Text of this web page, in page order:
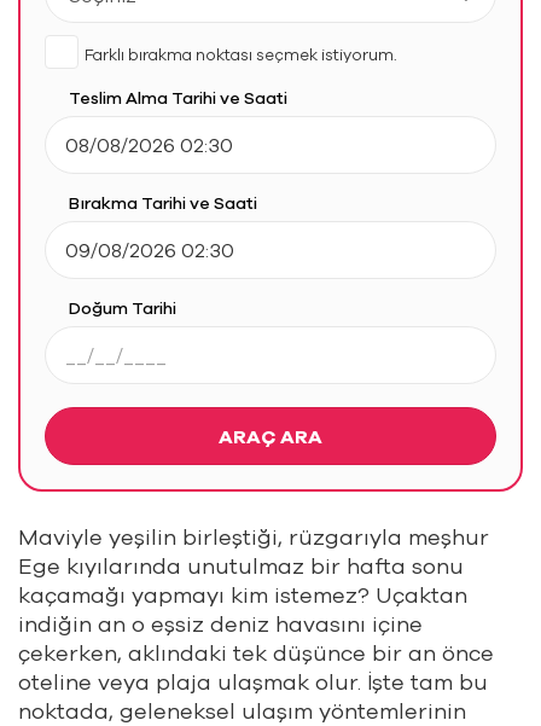
Farklı bırakma noktası seçmek istiyorum.
Teslim Alma Tarihi ve Saati
Bırakma Tarihi ve Saati
Doğum Tarihi
ARAÇ ARA
Maviyle yeşilin birleştiği, rüzgarıyla meşhur
Ege kıyılarında unutulmaz bir hafta sonu
kaçamağı yapmayı kim istemez? Uçaktan
indiğin an o eşsiz deniz havasını içine
çekerken, aklındaki tek düşünce bir an önce
oteline veya plaja ulaşmak olur. İşte tam bu
noktada, geleneksel ulaşım yöntemlerinin